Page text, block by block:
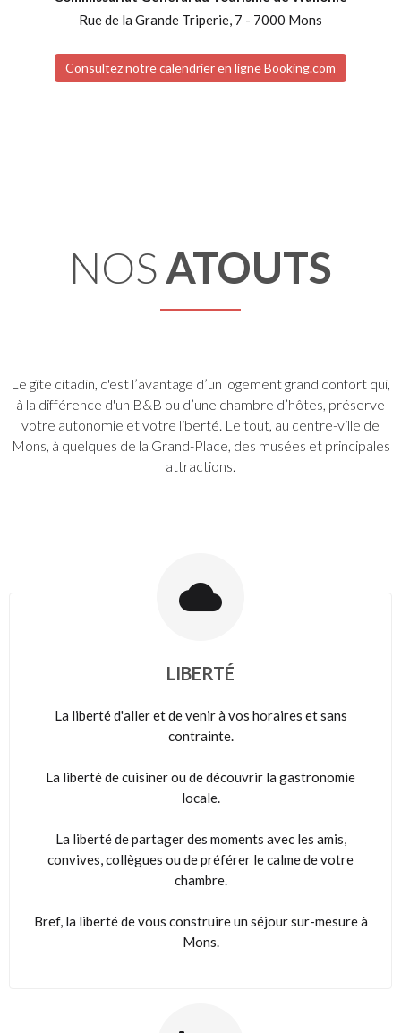
Rue de la Grande Triperie, 7 - 7000 Mons
Consultez notre calendrier en ligne Booking.com
NOSATOUTS
Le gîte citadin, c'est l’avantage d’un logement grand confort qui,
à la différence d'un B&B ou d’une chambre d’hôtes, préserve
votre autonomie et votre liberté. Le tout, au centre-ville de
Mons, à quelques de la Grand-Place, des musées et principales
attractions.
LIBERTÉ
La liberté d'aller et de venir à vos horaires et sans
contrainte.
La liberté de cuisiner ou de découvrir la gastronomie
locale.
La liberté de partager des moments avec les amis,
convives, collègues ou de préférer le calme de votre
chambre.
Bref, la liberté de vous construire un séjour sur-mesure à
Mons.